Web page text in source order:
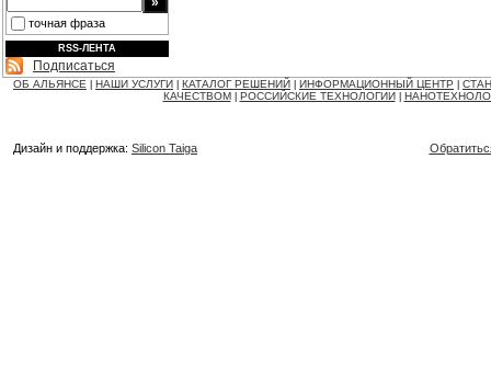
точная фраза
RSS-ЛЕНТА
Подписаться
ОБ АЛЬЯНСЕ НАШИ УСЛУГИ КАТАЛОГ РЕШЕНИЙ ИНФОРМАЦИОННЫЙ ЦЕНТР
КАЧЕСТВОМ
РОССИЙСКИЕ ТЕХНОЛОГИИ
Дизайн и поддержка: Silicon Taiga